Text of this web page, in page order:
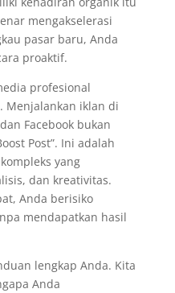
mengakselerasi
pasar baru, Anda
proaktif.
profesional
Menjalankan iklan di
Facebook bukan
Post”. Ini adalah
yang
dan kreativitas.
Anda berisiko
mendapatkan hasil
lengkap Anda. Kita
Anda